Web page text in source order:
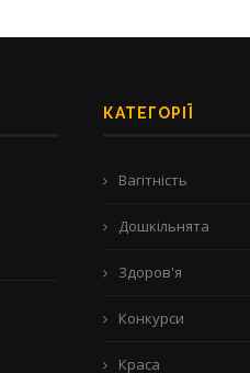
КАТЕГОРІЇ
Вагітність
Дошкільнята
Здоров'я
Конкурси
Краса